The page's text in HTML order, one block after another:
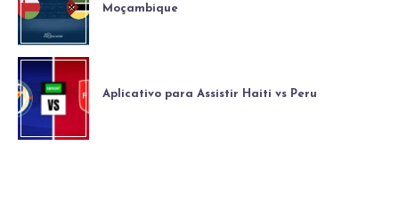
Moçambique
Aplicativo para Assistir Haiti vs Peru